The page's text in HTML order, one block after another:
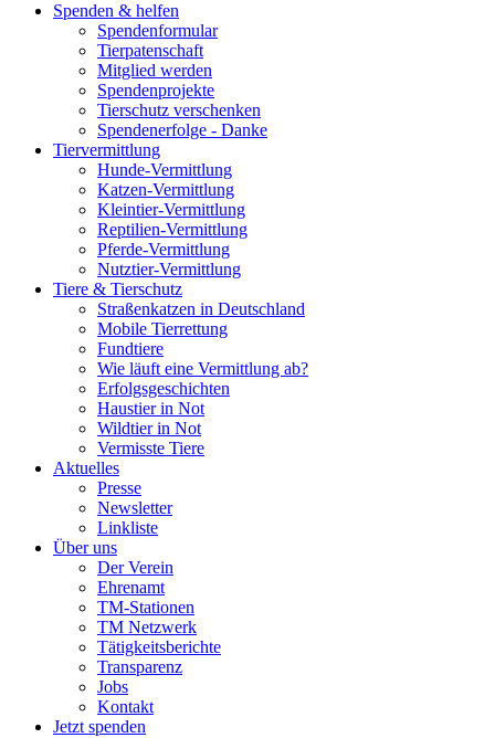
Spenden & helfen
Spendenformular
Tierpatenschaft
Mitglied werden
Spendenprojekte
Tierschutz verschenken
Spendenerfolge - Danke
Tiervermittlung
Hunde-Vermittlung
Katzen-Vermittlung
Kleintier-Vermittlung
Reptilien-Vermittlung
Pferde-Vermittlung
Nutztier-Vermittlung
Tiere & Tierschutz
Straßenkatzen in Deutschland
Mobile Tierrettung
Fundtiere
Wie läuft eine Vermittlung ab?
Erfolgsgeschichten
Haustier in Not
Wildtier in Not
Vermisste Tiere
Aktuelles
Presse
Newsletter
Linkliste
Über uns
Der Verein
Ehrenamt
TM-Stationen
TM Netzwerk
Tätigkeitsberichte
Transparenz
Jobs
Kontakt
Jetzt spenden